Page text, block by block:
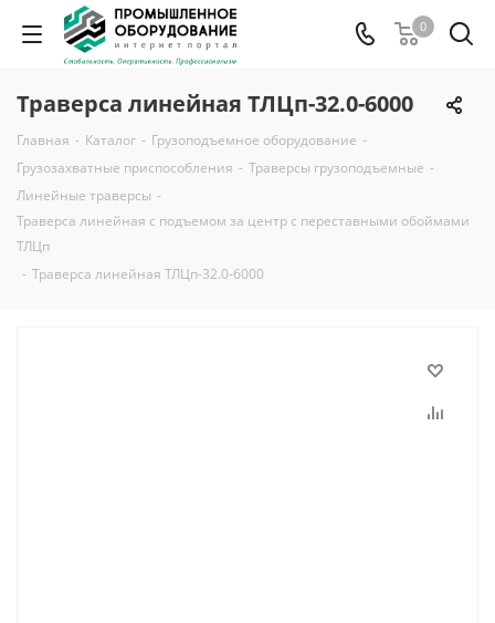
0
Траверса линейная ТЛЦп-32.0-6000
Главная - Каталог - Грузоподъемное оборудование -
Грузозахватные приспособления - Траверсы грузоподъемные -
Линейные траверсы -
Траверса линейная с подъемом за центр с переставными обоймами
ТЛЦп
- Траверса линейная ТЛЦп-32.0-6000